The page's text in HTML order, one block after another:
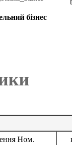
бізнес
Ном.